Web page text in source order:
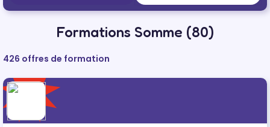
Formations Somme (80)
426 offres de formation